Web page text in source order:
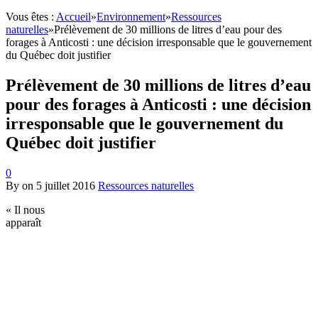
Vous êtes : Accueil»Environnement»Ressources
naturelles»Prélèvement de 30 millions de litres d’eau pour des
forages à Anticosti : une décision irresponsable que le gouvernement
du Québec doit justifier
Prélèvement de 30 millions de litres d’eau
pour des forages à Anticosti : une décision
irresponsable que le gouvernement du
Québec doit justifier
0
By on 5 juillet 2016 Ressources naturelles
« Il nous
apparaît